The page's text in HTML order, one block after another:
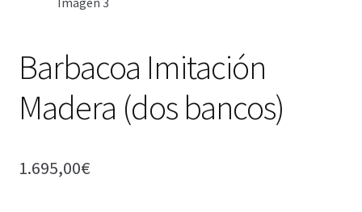
Barbacoa Imitación
Madera (dos bancos)
1.695,00€